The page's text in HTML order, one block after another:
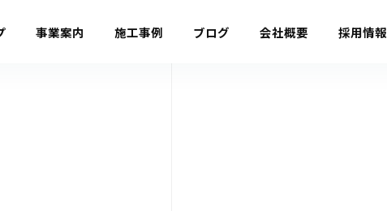
事業案内 施工事例 ブログ 会社概要 採用情報